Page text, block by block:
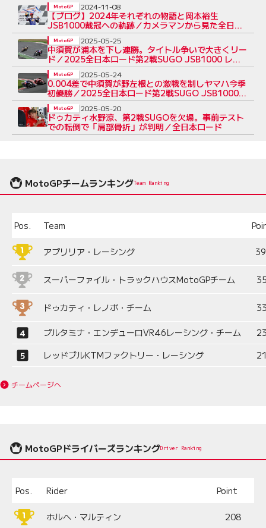
【ブログ】2024年それぞれの物語と岡本裕生
JSB1000戴冠への軌跡／カメラマンから見た全日本
ロード第8戦鈴鹿
MotoGP 2024-11-08
中須賀が浦本を下し連勝。タイトル争いで大きくリー
ド／2025全日本ロード第2戦SUGO JSB1000 レー
ス2
MotoGP 2025-05-25
0.004差で中須賀が野左根との激戦を制しヤマハ今季
初優勝／2025全日本ロード第2戦SUGO JSB1000
レース1
MotoGP 2025-05-24
ドゥカティ水野涼、第2戦SUGOを欠場。事前テスト
での転倒で「肩部骨折」が判明／全日本ロード
MotoGP 2025-05-20
MotoGPチームランキングTeam Ranking
Pos. Team
アプリリア・レーシング
スーパーファイル・トラックハウスMotoGPチーム
ドゥカティ・レノボ・チーム
プルタミナ・エンデューロVR46レーシング・チーム
レッドブルKTMファクトリー・レーシング
チームページへ
MotoGPドライバーズランキングDriver Ranking
Pos. Rider Point
ホルヘ・マルティン 208